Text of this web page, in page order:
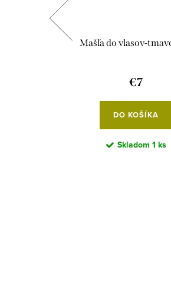
Mašľa do vlasov-
€7
DO KOŠÍKA
Skladom 1 ks